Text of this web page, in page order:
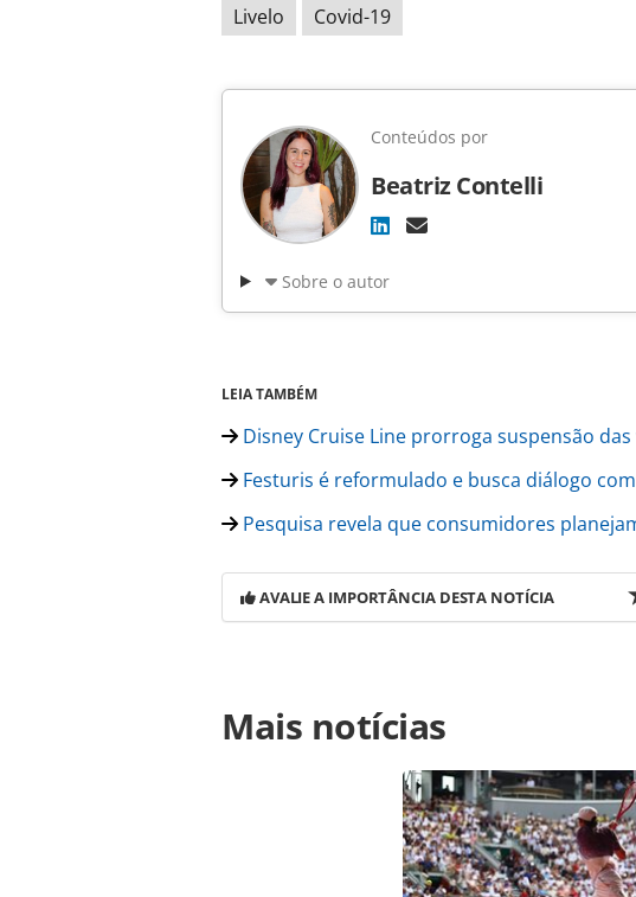
Livelo Covid-19
Conteúdos por
Beatriz Contelli
Sobre o autor
LEIA TAMBÉM
Disney Cruise Line prorroga suspensão
Festuris é reformulado e busca diálogo
Pesquisa revela que consumidores
AVALIE A IMPORTÂNCIA DESTA NOTÍCIA
https://www.panrotas.com.br/mercado/
de-doacao-em-dobro-para-ajudar-
oferecidas na página. Todo o conteúdo
pela legislação brasileira sobre direito autoral.
autorização da PANROTAS Editora
Mais notícias